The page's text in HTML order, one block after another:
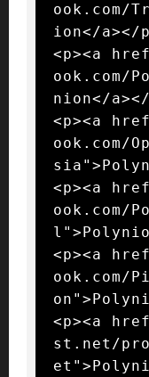
ook.com/
ion</a></
<p><a
ook.com/
nion</
<p><a
ook.com/
<p><a
ook.com/
<p><a
ook.com/
<p><a
st.net/